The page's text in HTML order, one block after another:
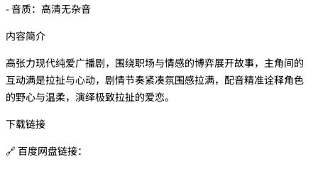
- 音质：高清无杂音
内容简介
高张力现代纯爱广播剧，围绕职场与情感的博弈展开故事，主角间的
互动满是拉扯与心动，剧情节奏紧凑氛围感拉满，配音精准诠释角色
的野心与温柔，演绎极致拉扯的爱恋。
下载链接
🔗 百度网盘链接：